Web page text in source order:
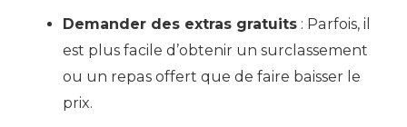
Demander des extras gratuits : Parfois, il
est plus facile d’obtenir un surclassement
ou un repas offert que de faire baisser le
prix.